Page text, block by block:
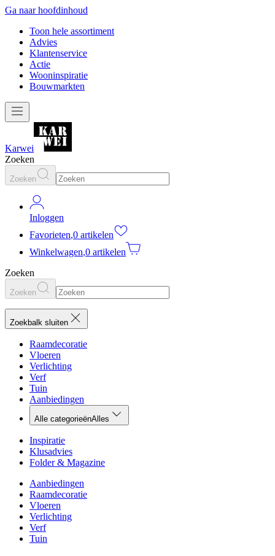
Ga naar hoofdinhoud
Toon hele assortiment
Advies
Klantenservice
Actie
Wooninspiratie
Bouwmarkten
Karwei
Zoeken
Zoeken
Inloggen
Favorieten,0 artikelen
Winkelwagen,0 artikelen
Zoeken
Zoeken
Zoekbalk sluiten
Raamdecoratie
Vloeren
Verlichting
Verf
Tuin
Aanbiedingen
Alle categorieënAlles
Inspiratie
Klusadvies
Folder & Magazine
Aanbiedingen
Raamdecoratie
Vloeren
Verlichting
Verf
Tuin